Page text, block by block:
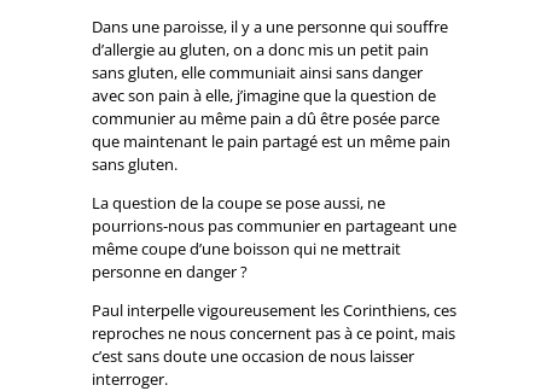
Dans une paroisse, il y a une personne qui souffre
d’allergie au gluten, on a donc mis un petit pain
sans gluten, elle communiait ainsi sans danger
avec son pain à elle, j’imagine que la question de
communier au même pain a dû être posée parce
que maintenant le pain partagé est un même pain
sans gluten.
La question de la coupe se pose aussi, ne
pourrions-nous pas communier en partageant une
même coupe d’une boisson qui ne mettrait
personne en danger ?
Paul interpelle vigoureusement les Corinthiens, ces
reproches ne nous concernent pas à ce point, mais
c’est sans doute une occasion de nous laisser
interroger.